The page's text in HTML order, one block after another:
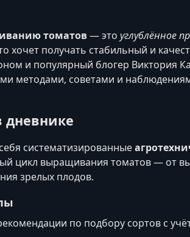
томатов— это углублённое
хочет получать стабильный и
и популярный блогер Виктория
методами, советами и
дневнике
систематизированные
цикл выращивания томатов — от
зрелых плодов.
по подбору сортов с